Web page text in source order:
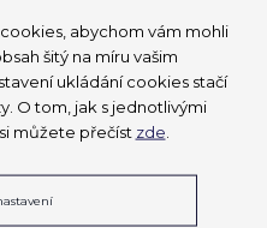
EU se
během
abychom vám mohli
šitý na míru vašim
ukládání cookies stačí
O tom, jak s jednotlivými
můžete přečíst zde